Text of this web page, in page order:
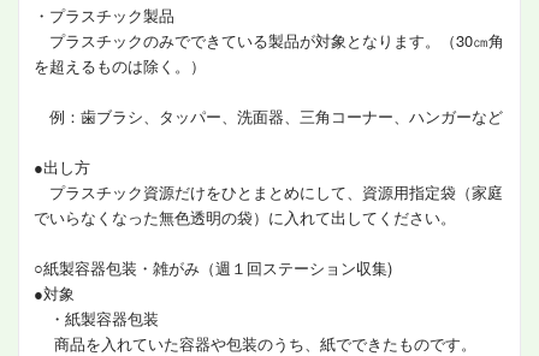
・プラスチック製品
プラスチックのみでできている製品が対象となります。（30㎝角
を超えるものは除く。）
例：歯ブラシ、タッパー、洗面器、三角コーナー、ハンガーなど
●出し方
プラスチック資源だけをひとまとめにして、資源用指定袋（家庭
でいらなくなった無色透明の袋）に入れて出してください。
○紙製容器包装・雑がみ（週１回ステーション収集)
●対象
・紙製容器包装
商品を入れていた容器や包装のうち、紙でできたものです。